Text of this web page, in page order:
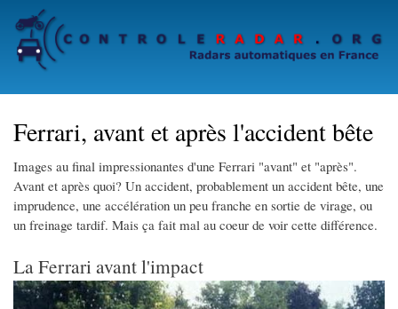
to
main
Ferrari, avant et après l'accident bête
Images au final impressionantes d'une Ferrari "avant" et "après".
Avant et après quoi? Un accident, probablement un accident bête, une
imprudence, une accélération un peu franche en sortie de virage, ou
un freinage tardif. Mais ça fait mal au coeur de voir cette différence.
La Ferrari avant l'impact